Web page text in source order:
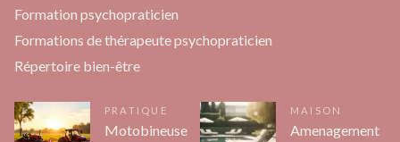
Formation psychopraticien
Formations de thérapeute psychopraticien
Répertoire bien-être
PRATIQUE
Motobineuse
MAISON
Amenagement